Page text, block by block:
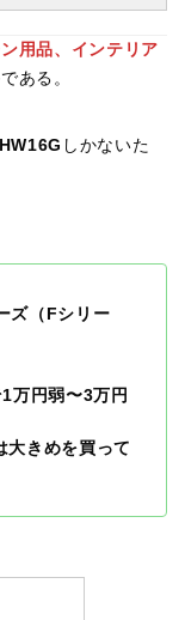
ン用品、インテリア
ある。
しかないた
ズ（Fシリー
万円弱〜3万円
大きめを買って